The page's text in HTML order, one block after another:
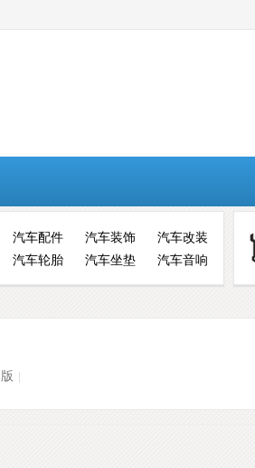
汽车配件 汽车装饰
汽车改装
汽车轮胎
汽车坐垫 汽车音响
|